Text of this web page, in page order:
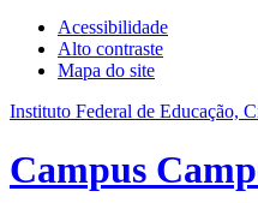
Acessibilidade
Alto contraste
Mapa do site
Instituto Federal de Educação,
Campus